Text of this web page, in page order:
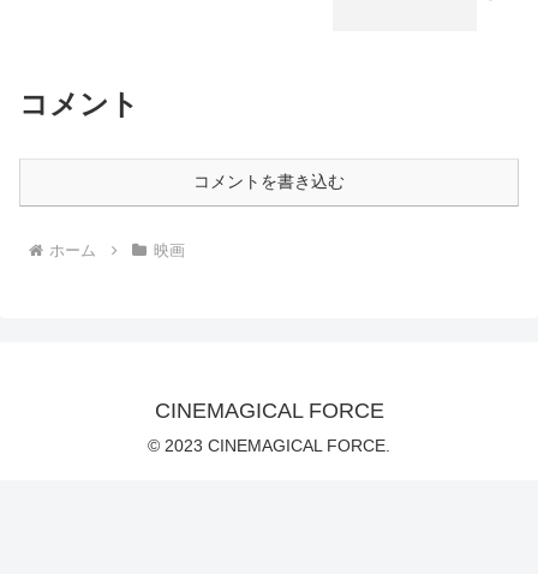
コメント
コメントを書き込む
ホーム 映画
CINEMAGICAL FORCE
© 2023 CINEMAGICAL FORCE.